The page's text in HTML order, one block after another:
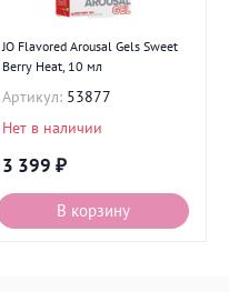
JO Flavored Arousal Gels Sweet
Berry Heat, 10 мл
Артикул: 53877
Нет в наличии
3 399 ₽
В корзину